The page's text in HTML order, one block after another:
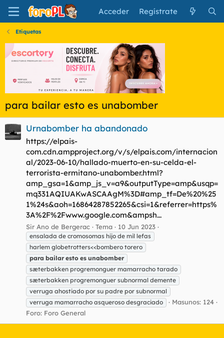
Acceder Regístrate
Etiquetas
para bailar esto es unabomber
Urnabomber ha abandonado
https://elpais-
com.cdn.ampproject.org/v/s/elpais.com/internacion
al/2023-06-10/hallado-muerto-en-su-celda-el-
terrorista-ermitano-unabomber.html?
amp_gsa=1&amp_js_v=a9&outputType=amp&usqp=
mq331AQIUAKwASCAAgM%3D#amp_tf=De%20%25
1%24s&aoh=16864287852265&csi=1&referrer=https%
3A%2F%2Fwww.google.com&ampsh...
Sir Ano de Bergerac Tema 10 Jun 2023
ensalada de cromosomas hijo de mil lefas
harlem globetrotters<<bombero torero
para bailar esto es unabomber
sæterbakken progremonguer mamarracho tarado
sæterbakken progremonguer subnormal demente
verruga ahostiado por su padre por subnormal
verruga mamarracho asqueroso desgraciado
Masunos: 124
Foro: Foro General